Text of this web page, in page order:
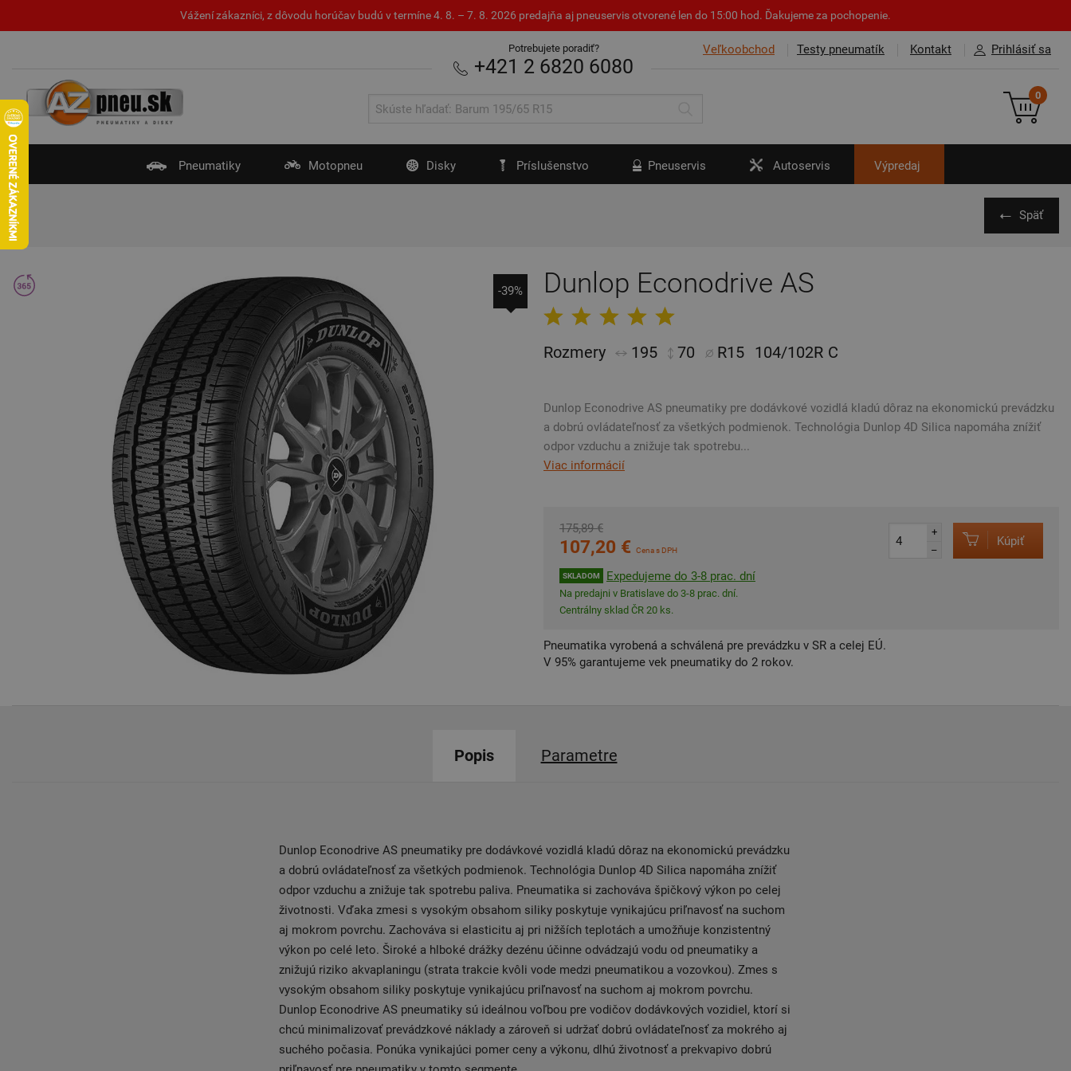
Vážení zákazníci, z dôvodu horúčav budú v termíne 4. 8. – 7. 8. 2026 predajňa aj pneuservis otvorené len do 15:00 hod. Ďakujeme za pochopenie.
Veľkoobchod Testy pneumatík Kontakt Prihlásiť sa
Potrebujete poradiť?
+421 2 6820 6080
0
Pneumatiky Motopneu Disky Príslušenstvo Pneuservis Autoservis Výpredaj
Späť
Dunlop Econodrive AS
Rozmery 195 70 R15 104/102R C
Dunlop Econodrive AS pneumatiky pre dodávkové vozidlá kladú dôraz na ekonomickú prevádzku
a dobrú ovládateľnosť za všetkých podmienok. Technológia Dunlop 4D Silica napomáha znížiť
odpor vzduchu a znižuje tak spotrebu...
Viac informácií
175,89 €
107,20 € Cena s DPH
SKLADOM Expedujeme do 3-8 prac. dní
Na predajni v Bratislave do 3-8 prac. dní.
Centrálny sklad ČR 20 ks.
+
–
Kúpiť
Pneumatika vyrobená a schválená pre prevádzku v SR a celej EÚ.
V 95% garantujeme vek pneumatiky do 2 rokov.
-39%
Popis Parametre
Dunlop Econodrive AS pneumatiky pre dodávkové vozidlá kladú dôraz na ekonomickú prevádzku
a dobrú ovládateľnosť za všetkých podmienok. Technológia Dunlop 4D Silica napomáha znížiť
odpor vzduchu a znižuje tak spotrebu paliva. Pneumatika si zachováva špičkový výkon po celej
životnosti. Vďaka zmesi s vysokým obsahom siliky poskytuje vynikajúcu priľnavosť na suchom
aj mokrom povrchu. Zachováva si elasticitu aj pri nižších teplotách a umožňuje konzistentný
výkon po celé leto. Široké a hlboké drážky dezénu účinne odvádzajú vodu od pneumatiky a
znižujú riziko akvaplaningu (strata trakcie kvôli vode medzi pneumatikou a vozovkou). Zmes s
vysokým obsahom siliky poskytuje vynikajúcu priľnavosť na suchom aj mokrom povrchu.
Dunlop Econodrive AS pneumatiky sú ideálnou voľbou pre vodičov dodávkových vozidiel, ktorí si
chcú minimalizovať prevádzkové náklady a zároveň si udržať dobrú ovládateľnosť za mokrého aj
suchého počasia. Ponúka vynikajúci pomer ceny a výkonu, dlhú životnosť a prekvapivo dobrú